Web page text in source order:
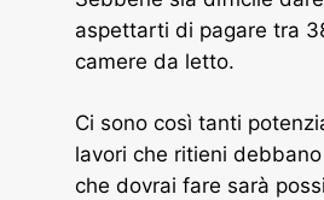
aspettarti di pagare tra
camere da letto.
Ci sono così tanti
lavori che ritieni
che dovrai fare sarà